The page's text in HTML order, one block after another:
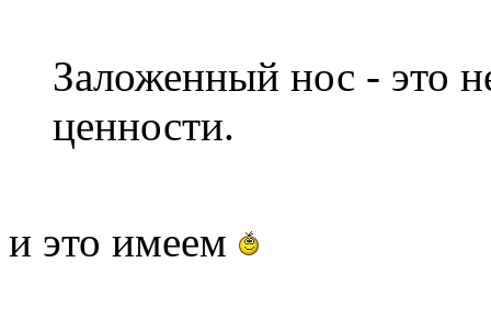
Заложенный нос - это
ценности.
и это имеем